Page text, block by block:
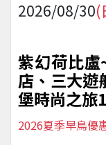
2026/08/30(
紫幻荷比
店、三大遊
堡時尚之旅
2026夏季早鳥優